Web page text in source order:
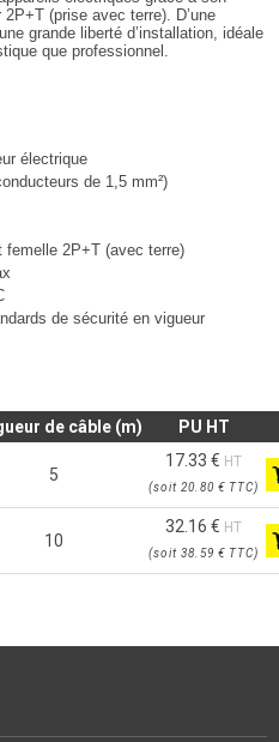
(prise avec terre). D’une
grande liberté d’installation, idéale
que professionnel.
électrique
de 1,5 mm²)
femelle 2P+T (avec terre)
de sécurité en vigueur
de câble (m) PU HT
5
17.33 € HT
(soit 20.80 € TTC)
10
32.16 € HT
(soit 38.59 € TTC)